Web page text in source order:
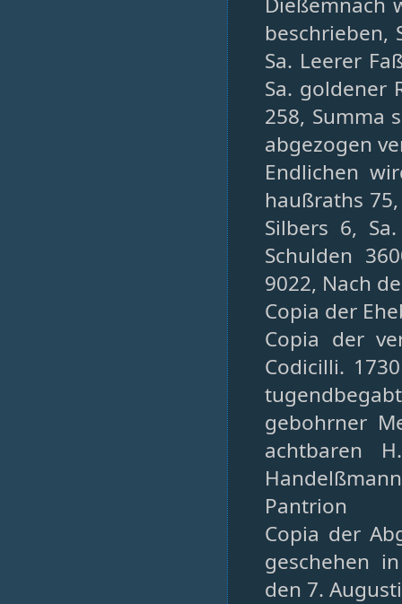
beschrieben,
Sa. Leerer
Sa. goldener
258, Summa
abgezogen
Endlichen
haußraths
Silbers 6,
Schulden
9022, Nach
Copia der
Copia der
Codicilli.
gebohrner
achtbaren
Pantrion
Copia der
geschehen
den 7.